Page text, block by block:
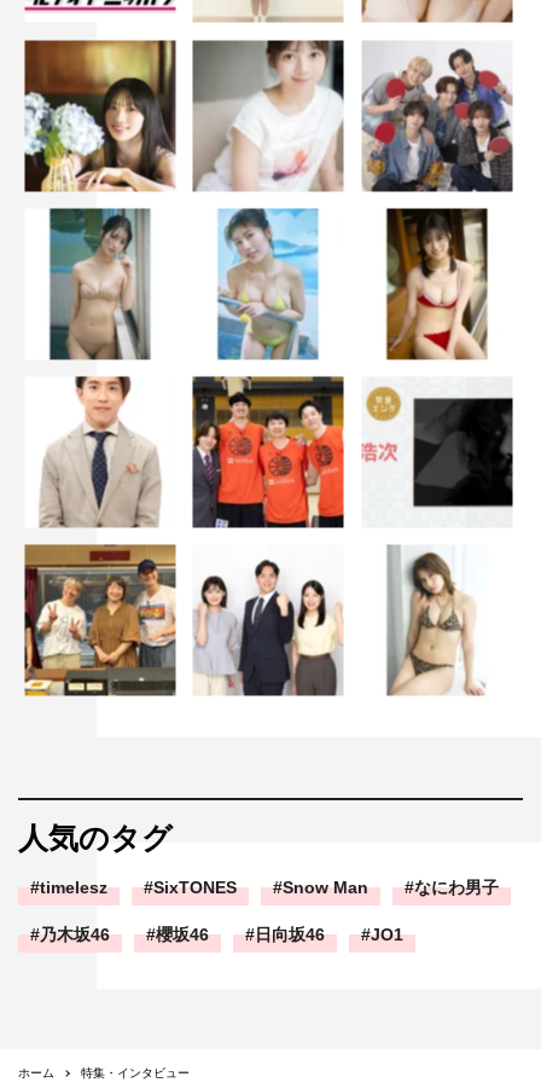
人気のタグ
timelesz SixTONES Snow Man なにわ男子
乃木坂46 櫻坂46 日向坂46 JO1
ホーム
特集・インタビュー